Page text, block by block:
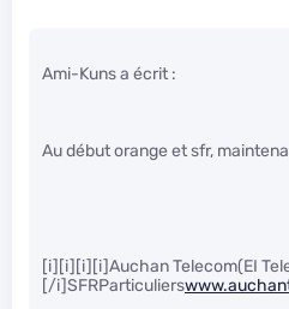
Ami-Kuns a écrit :
Au début orange et sfr,
[i][i][i][i]Auchan Telecom(EI
[/i]SFRParticuliers